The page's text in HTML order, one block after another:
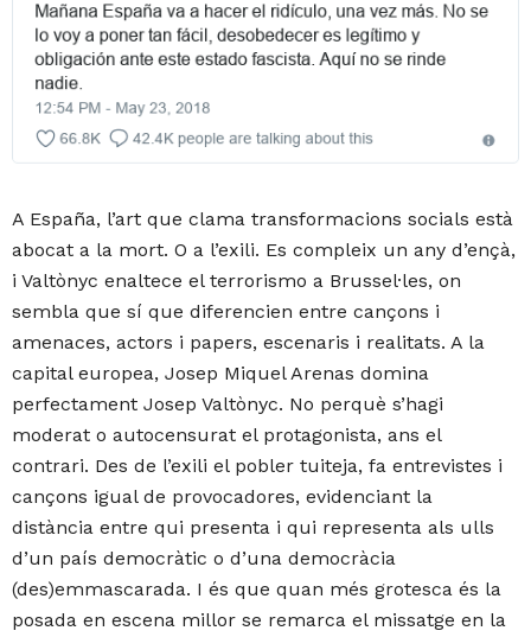
A España, l’art que clama transformacions socials està
abocat a la mort. O a l’exili. Es compleix un any d’ençà,
i Valtònyc enaltece el terrorismo a Brussel·les, on
sembla que sí que diferencien entre cançons i
amenaces, actors i papers, escenaris i realitats. A la
capital europea, Josep Miquel Arenas domina
perfectament Josep Valtònyc. No perquè s’hagi
moderat o autocensurat el protagonista, ans el
contrari. Des de l’exili el pobler tuiteja, fa entrevistes i
cançons igual de provocadores, evidenciant la
distància entre qui presenta i qui representa als ulls
d’un país democràtic o d’una democràcia
(des)emmascarada. I és que quan més grotesca és la
posada en escena millor se remarca el missatge en la